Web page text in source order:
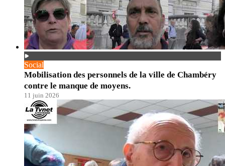
Social
Mobilisation des personnels de la ville de Chambéry
contre le manque de moyens.
11 juin 2026